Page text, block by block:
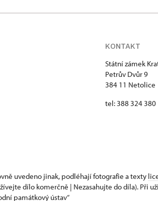
KONTAKT
Státní zámek
Petrův Dvůr 9
384 11 Netolice
tel: 388 324 380
uvedeno jinak, podléhají fotografie a texty
dílo komerčně | Nezasahujte do díla). Při
památkový ústav“